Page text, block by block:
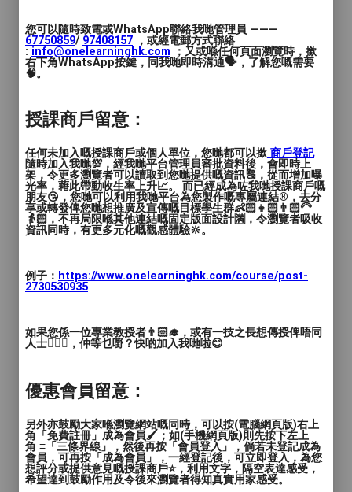
@dearmybeauties_academy
SISA/IFBC/GPF/K-Beauty證書簽發中心
課程由韓國SISA副會長主理
獲韓國K-beauty導師資格
💛半永久基礎全科證書班
💛角蛋白翹睫證書班
💛SMP專業證書班
您可以隨時致電或WhatsApp聯絡我哋管理員 ———
67750859/ 97408157 ，或經電郵方式聯絡
: info@onelearninghk.com ；又或喺任何頁面瀏覽時，撳
右下角WhatsApp按鍵，同我哋即時溝通🗣️，了解您嘅需要
🧠。
授課商戶留意：
任何未加入嘅授課商戶或個人單位，您哋都可以撳 商戶登記
隨時加入我哋💯，經我哋平台管理員審批資料後，會即時上
架，令更多瀏覽者可以讀取到您哋提供嘅資訊🔠，從而增加曝
光率，藉此帶動收生率上升📈。 而已經成為咗我哋授課商戶嘅
朋友😘，您哋可以利用我哋平台為您製作嘅專屬連結®️，去分
享或轉發俾您哋想推廣及宣傳嘅目標學生群👶🏻👧🏻👨🏻‍🦳
👵🏻，不再局限喺其他連結嘅固定版面設計🈵，令瀏覽者吸收
資訊同時，有更多元化嘅觀感體驗🔆。
例子： https://www.onelearninghk.com/course/post-
2730530935
如果您係一位專業教授者👨🏻‍🎓，或有一技之長想傳授俾唔同
人士🙋🏻‍♂️，仲等乜嘢？快啲加入我哋啦😊
優惠會員留意：
另外亦鼓勵大家喺瀏覽網站嘅同時，可以按(電腦網頁版)右上
角「免費註冊」成為會員🖌️；如(手機網頁版)則先按下左上
角 ≡「三條界線」，然後再按「會員登入」，倘若未登記成為
會員，可再按「成為會員」，一經登記後，可立即登入，為您
想評分或提供意見嘅授課商戶⭐️，利用文字，隔空表達感受，
希望達到鼓勵作用及令後來瀏覽者得知真實用家感受。